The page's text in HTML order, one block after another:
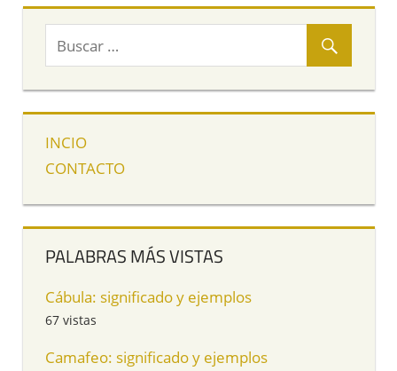
INCIO
CONTACTO
PALABRAS MÁS VISTAS
Cábula: significado y ejemplos
67 vistas
Camafeo: significado y ejemplos